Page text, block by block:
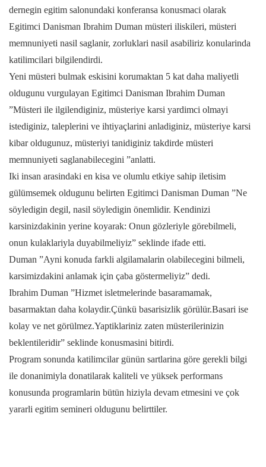
dernegin egitim salonundaki konferansa konusmaci olarak
Egitimci Danisman Ibrahim Duman müsteri iliskileri, müsteri
memnuniyeti nasil saglanir, zorluklari nasil asabiliriz konularinda
katilimcilari bilgilendirdi.
Yeni müsteri bulmak eskisini korumaktan 5 kat daha maliyetli
oldugunu vurgulayan Egitimci Danisman Ibrahim Duman
”Müsteri ile ilgilendiginiz, müsteriye karsi yardimci olmayi
istediginiz, taleplerini ve ihtiyaçlarini anladiginiz, müsteriye karsi
kibar oldugunuz, müsteriyi tanidiginiz takdirde müsteri
memnuniyeti saglanabilecegini ”anlatti.
Iki insan arasindaki en kisa ve olumlu etkiye sahip iletisim
gülümsemek oldugunu belirten Egitimci Danisman Duman ”Ne
söyledigin degil, nasil söyledigin önemlidir. Kendinizi
karsinizdakinin yerine koyarak: Onun gözleriyle görebilmeli,
onun kulaklariyla duyabilmeliyiz” seklinde ifade etti.
Duman ”Ayni konuda farkli algilamalarin olabilecegini bilmeli,
karsimizdakini anlamak için çaba göstermeliyiz” dedi.
Ibrahim Duman ”Hizmet isletmelerinde basaramamak,
basarmaktan daha kolaydir.Çünkü basarisizlik görülür.Basari ise
kolay ve net görülmez.Yaptiklariniz zaten müsterilerinizin
beklentileridir” seklinde konusmasini bitirdi.
Program sonunda katilimcilar günün sartlarina göre gerekli bilgi
ile donanimiyla donatilarak kaliteli ve yüksek performans
konusunda programlarin bütün hiziyla devam etmesini ve çok
yararli egitim semineri oldugunu belirttiler.